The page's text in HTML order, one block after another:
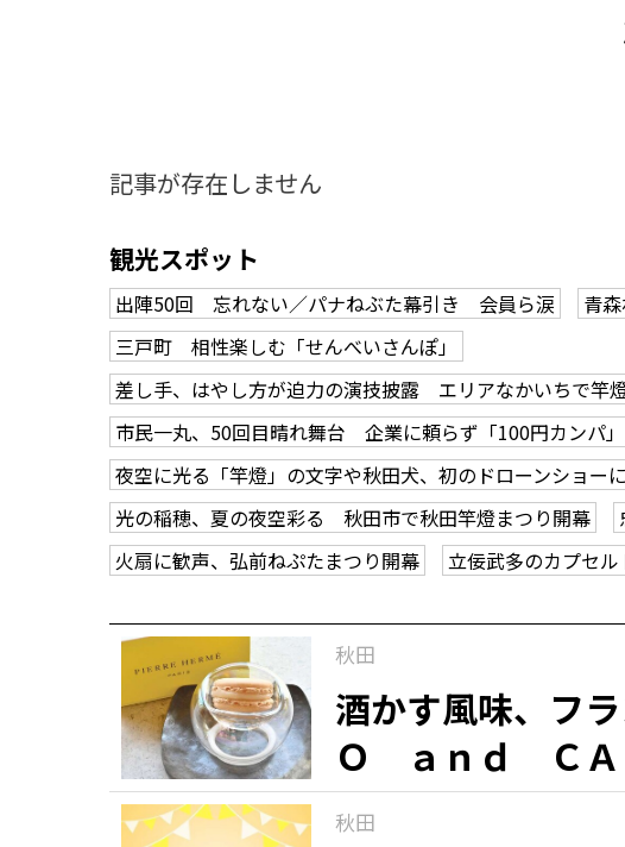
記事が存在しません
観光スポット
出陣50回 忘れない／パナねぶた幕引き 会員ら涙
青
三戸町 相性楽しむ「せんべいさんぽ」
差し手、はやし方が迫力の演技披露 エリアなかいちで竿
市民一丸、50回目晴れ舞台 企業に頼らず「100円カンパ
夜空に光る「竿燈」の文字や秋田犬、初のドローンショー
光の稲穂、夏の夜空彩る 秋田市で秋田竿燈まつり開幕
火扇に歓声、弘前ねぷたまつり開幕
立佞武多のカプセ
秋田
酒かす風味、フ
Ｏ ａｎｄ ＣＡ
「マカロン『シ
秋田
パワースポット
まつり・イベント
おみやげ・特産
アウトドア・レジャー
ご当地グルメ